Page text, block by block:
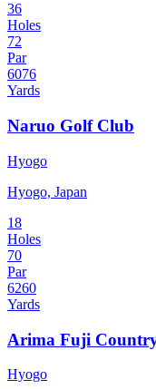
36
Holes
72
Par
6076
Yards
Naruo Golf Club
Hyogo
Hyogo, Japan
18
Holes
70
Par
6260
Yards
Arima Fuji
Hyogo